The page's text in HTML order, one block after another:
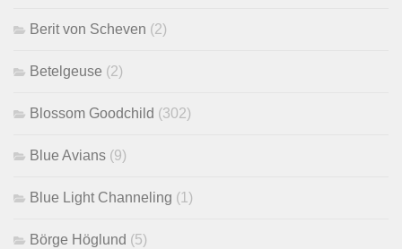
Berit von Scheven (2)
Betelgeuse (2)
Blossom Goodchild (302)
Blue Avians (9)
Blue Light Channeling (1)
Börge Höglund (5)